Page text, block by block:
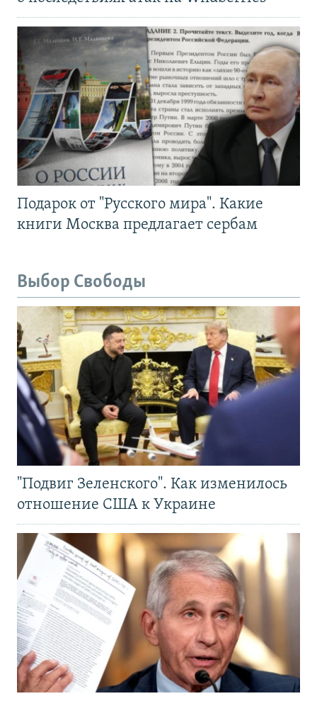
Подарок от "Русского мира". Какие
книги Москва предлагает сербам
Выбор Свободы
"Подвиг Зеленского". Как изменилось
отношение США к Украине